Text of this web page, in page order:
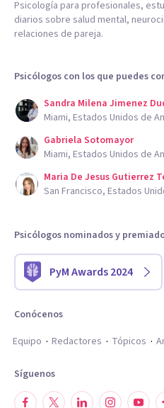
Psicología para profesionales,
diarios sobre salud mental,
relaciones de pareja.
Psicólogos con los que puedes
Sandra Milena Jimenez
Miami, Estados Unidos de
Gabriela Sotomayor
Miami, Estados Unidos de
Maria De Jesus Gutierrez
San Francisco, Estados
Psicólogos nominados y
PyM Awards 2024
Conócenos
Equipo
Redactores Tópicos
Síguenos